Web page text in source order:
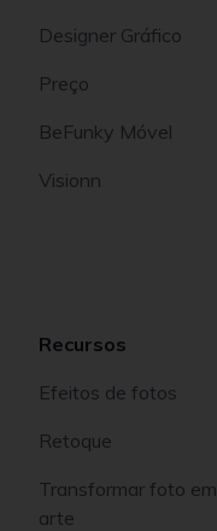
Designer Gráfico
Preço
BeFunky Móvel
Visionn
Recursos
Efeitos de fotos
Retoque
Transformar foto em
arte